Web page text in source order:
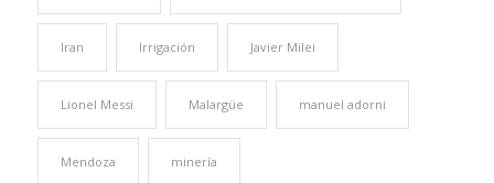
Iran Irrigación Javier Milei
Lionel Messi Malargüe manuel adorni
Mendoza minería